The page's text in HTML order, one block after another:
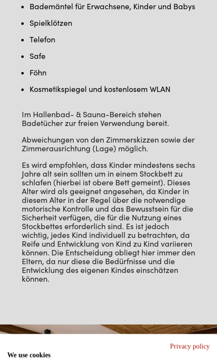
Bademäntel für Erwachsene, Kinder und Babys
Spielklötzen
Telefon
Safe
Föhn
Kosmetikspiegel und kostenlosem WLAN
Im Hallenbad- & Sauna-Bereich stehen
Badetücher zur freien Verwendung bereit.
Abweichungen von den Zimmerskizzen sowie der
Zimmerausrichtung (Lage) möglich.
Es wird empfohlen, dass Kinder mindestens sechs
Jahre alt sein sollten um in einem Stockbett zu
schlafen (hierbei ist obere Bett gemeint). Dieses
Alter wird als geeignet angesehen, da Kinder in
diesem Alter in der Regel über die notwendige
motorische Kontrolle und das Bewusstsein für die
Sicherheit verfügen, die für die Nutzung eines
Stockbettes erforderlich sind. Es ist jedoch
wichtig, jedes Kind individuell zu betrachten, da
Reife und Entwicklung von Kind zu Kind variieren
können. Die Entscheidung obliegt hier immer den
Eltern, da nur diese die Bedürfnisse und die
Entwicklung des eigenen Kindes einschätzen
können.
Privacy policy
We use cookies